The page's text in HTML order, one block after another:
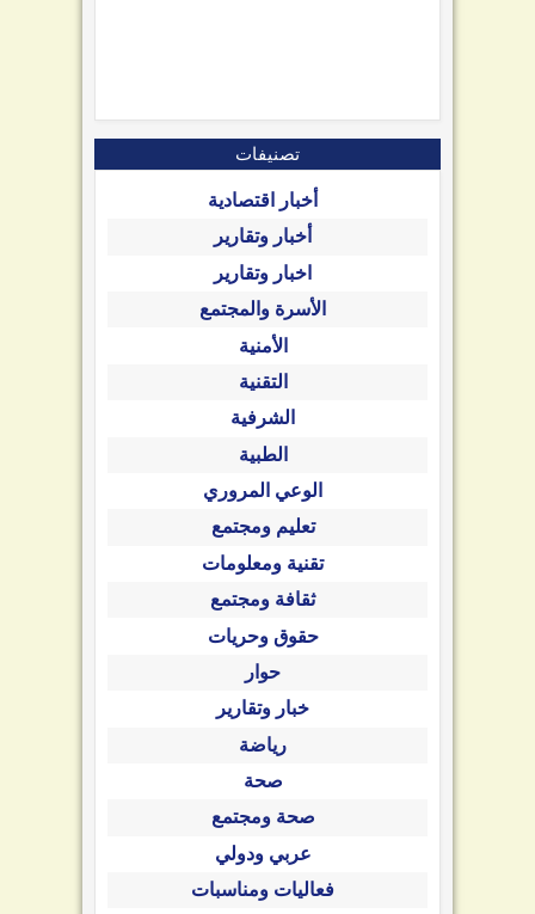
تصنيفات
أخبار اقتصادية
أخبار وتقارير
اخبار وتقارير
الأسرة والمجتمع
الأمنية
التقنية
الشرفية
الطبية
الوعي المروري
تعليم ومجتمع
تقنية ومعلومات
ثقافة ومجتمع
حقوق وحريات
حوار
خبار وتقارير
رياضة
صحة
صحة ومجتمع
عربي ودولي
فعاليات ومناسبات